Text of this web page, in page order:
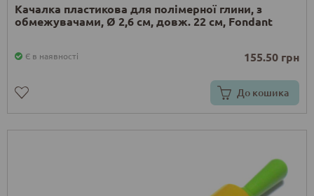
Качалка пластикова для полімерної глини, з
обмежувачами, Ø 2,6 см, довж. 22 см, Fondant
Є в наявності 155.50 грн
До кошика